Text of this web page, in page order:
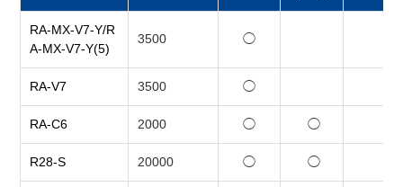
RA-MX-V7-Y/R
A-MX-V7-Y(5)
3500 ◯
RA-V7 3500 ◯
RA-C6 2000 ◯ ◯
R28-S 20000 ◯ ◯